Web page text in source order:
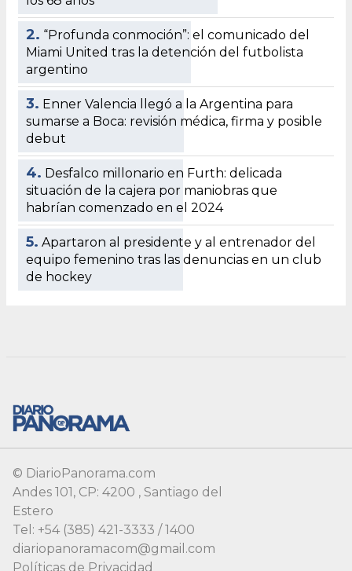
© DiarioPanorama.com
Andes 101, CP: 4200 , Santiago del
Estero
Tel: +54 (385) 421-3333 / 1400
diariopanoramacom@gmail.com
Políticas de Privacidad